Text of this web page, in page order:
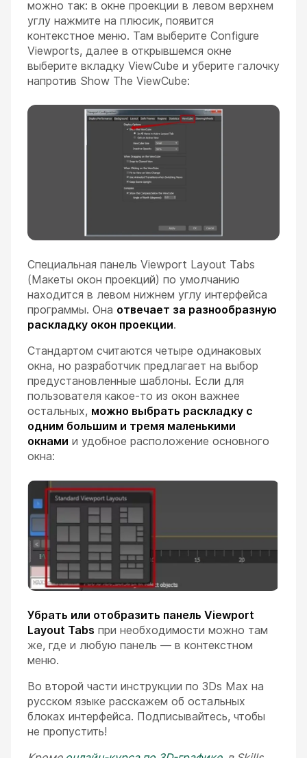
можно так: в окне проекции в левом верхнем
углу нажмите на плюсик, появится
контекстное меню. Там выберите Configure
Viewports, далее в открывшемся окне
выберите вкладку ViewCube и уберите галочку
напротив Show The ViewCube:
Специальная панель Viewport Layout Tabs
(Макеты окон проекций) по умолчанию
находится в левом нижнем углу интерфейса
программы. Она отвечает за разнообразную
раскладку окон проекции.
Стандартом считаются четыре одинаковых
окна, но разработчик предлагает на выбор
предустановленные шаблоны. Если для
пользователя какое-то из окон важнее
остальных, можно выбрать раскладку с
одним большим и тремя маленькими
окнами и удобное расположение основного
окна:
Убрать или отобразить панель Viewport
Layout Tabs при необходимости можно там
же, где и любую панель — в контекстном
меню.
Во второй части инструкции по 3Ds Max на
русском языке расскажем об остальных
блоках интерфейса. Подписывайтесь, чтобы
не пропустить!